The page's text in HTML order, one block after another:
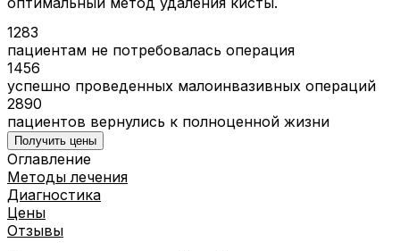
1283
пациентам не потребовалась операция
1456
успешно проведенных малоинвазивных операций
2890
пациентов вернулись к полноценной жизни
Получить цены
Оглавление
Методы лечения
Диагностика
Цены
Отзывы